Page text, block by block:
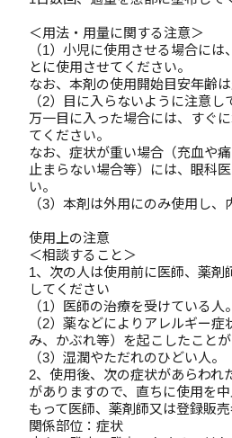
＜用法・用量に関する注意＞
（1）小児に使用させる場合に
とに使用させてください。
なお、本剤の使用開始目安年齢は
（2）目に入らないように注意し
万一目に入った場合には、すぐ
てください。
なお、症状が重い場合（充血や
止まらない場合等）には、眼科
い。
（3）本剤は外用にのみ使用し、
使用上の注意
＜相談すること＞
1、次の人は使用前に医師、薬剤
してください
（1）医師の治療を受けている人。
（2）薬などによりアレルギー
み、かぶれ等）を起こしたことが
（3）湿潤やただれのひどい人。
2、使用後、次の症状があらわれ
がありますので、直ちに使用を
もって医師、薬剤師又は登録販
関係部位：症状